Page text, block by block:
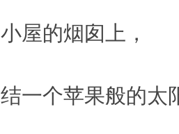
小屋的烟囱上，
结一个苹果般的太